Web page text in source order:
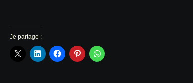
Je partage :